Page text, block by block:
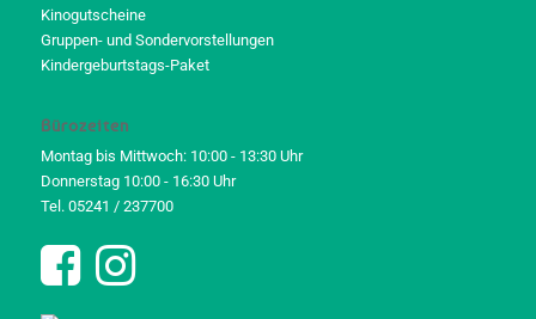
Kinogutscheine
Gruppen- und Sondervorstellungen
Kindergeburtstags-Paket
Bürozeiten
Montag bis Mittwoch: 10:00 - 13:30 Uhr
Donnerstag 10:00 - 16:30 Uhr
Tel. 05241 / 237700